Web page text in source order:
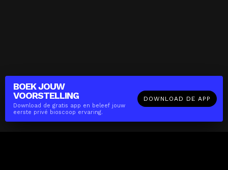
BOEK JOUW
VOORSTELLING
Download de gratis app en beleef jouw
eerste privé bioscoop ervaring.
DOWNLOAD DE APP